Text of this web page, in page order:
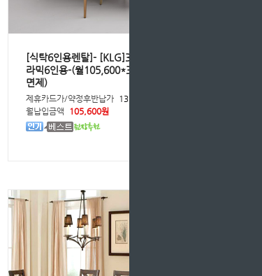
[식탁6인용렌탈]- [KLG]3278-5296 세
라믹6인용-(월105,600*36개월/등록비
면제)
제휴카드가/약정후반납가 137,200원
월납입금액
105,600원